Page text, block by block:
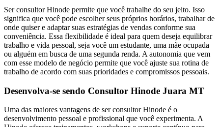
Ser consultor Hinode permite que você trabalhe do seu jeito. Isso
significa que você pode escolher seus próprios horários, trabalhar de
onde quiser e adaptar suas estratégias de vendas conforme sua
conveniência. Essa flexibilidade é ideal para quem deseja equilibrar
trabalho e vida pessoal, seja você um estudante, uma mãe ocupada
ou alguém em busca de uma segunda renda. A autonomia que vem
com esse modelo de negócio permite que você ajuste sua rotina de
trabalho de acordo com suas prioridades e compromissos pessoais.
Desenvolva-se sendo Consultor Hinode Juara MT
Uma das maiores vantagens de ser consultor Hinode é o
desenvolvimento pessoal e profissional que você experimenta. A